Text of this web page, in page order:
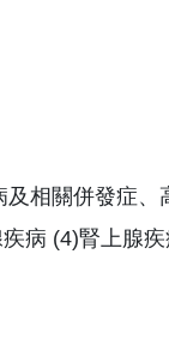
相關併發症、
病 (4)腎上腺